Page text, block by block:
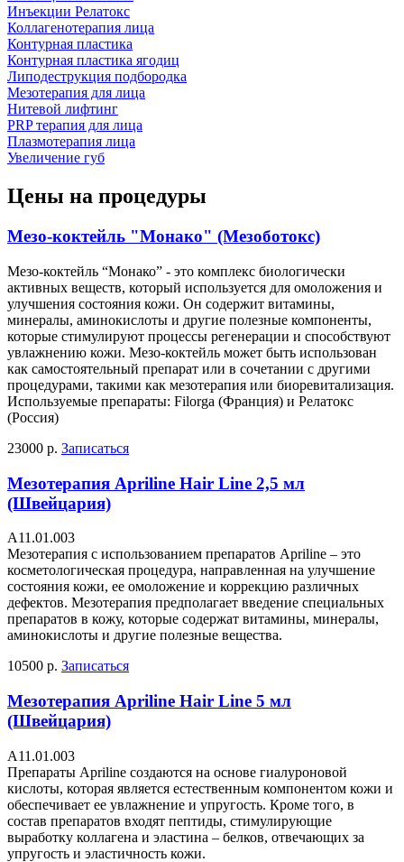
Инъекции Релатокс
Коллагенотерапия лица
Контурная пластика
Контурная пластика ягодиц
Липодеструкция подбородка
Мезотерапия для лица
Нитевой лифтинг
PRP терапия для лица
Плазмотерапия лица
Увеличение губ
Цены на процедуры
Мезо-коктейль "Монако" (Мезоботокс)
Мезо-коктейль “Монако” - это комплекс биологически
активных веществ, который используется для омоложения и
улучшения состояния кожи. Он содержит витамины,
минералы, аминокислоты и другие полезные компоненты,
которые стимулируют процессы регенерации и способствуют
увлажнению кожи. Мезо-коктейль может быть использован
как самостоятельный препарат или в сочетании с другими
процедурами, такими как мезотерапия или биоревитализация.
Используемые препараты: Filorga (Франция) и Релатокс
(Россия)
23000 р. Записаться
Мезотерапия Apriline Hair Line 2,5 мл
(Швейцария)
А11.01.003
Мезотерапия с использованием препаратов Apriline – это
косметологическая процедура, направленная на улучшение
состояния кожи, ее омоложение и коррекцию различных
дефектов. Мезотерапия предполагает введение специальных
препаратов в кожу, которые содержат витамины, минералы,
аминокислоты и другие полезные вещества.
10500 р. Записаться
Мезотерапия Apriline Hair Line 5 мл
(Швейцария)
А11.01.003
Препараты Apriline создаются на основе гиалуроновой
кислоты, которая является естественным компонентом кожи и
обеспечивает ее увлажнение и упругость. Кроме того, в
состав препаратов входят пептиды, стимулирующие
выработку коллагена и эластина – белков, отвечающих за
упругость и эластичность кожи.